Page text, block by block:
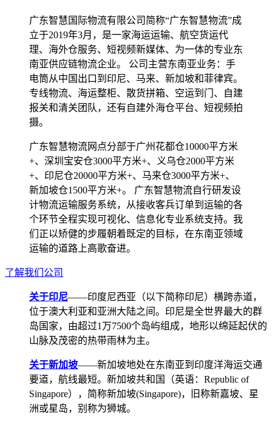
广东智慧国际物流有限公司简称“广东智慧物流”成
立于2019年3月，是一家海运运输、航空货运代
理、海外仓服务、短视频新媒体、为一体的专业东
南亚供应链物流企业。 公司主营东南亚业务：手
电筒从中国出口到印尼、马来、新加坡和菲律宾。
专线物流、海运整柜、散货拼箱、空运到门、自建
报关和清关团队，还有自建外海仓平台、短视频拍
摄。
广东智慧物流网点分部于广州花都仓10000平方米
+、深圳宝安仓3000平方米+、义乌仓2000平方米
+、印尼仓20000平方米+、马来仓3000平方米+、
新加坡仓1500平方米+。 广东智慧物流自行研发设
计物流运输服务系统，从接收客兵订单到运输的各
个环节全程实现可视化、信息化专业系统支持。我
们正以矫健的步履朝着既定的目标，在东南亚领域
运输的道路上高歌奋进。
了解我们公司
关于印尼——印度尼西亚（以下简称印尼）横跨赤道，
位于澳大利亚和亚洲大陆之间。印尼是全世界最大的群
岛国家，由超过1万7500个岛屿组成，地形以绵延起伏的
山脉及茂密的热带雨林为主。
关于新加坡——新加坡地处在东南亚到印度洋海运交通
要道，航线最短。新加坡共和国（英语：Republic of
Singapore），简称新加坡(Singapore)，旧称新嘉坡、星
洲或星岛，别称为狮城。